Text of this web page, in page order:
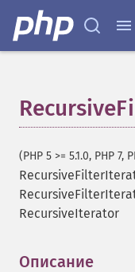
(PHP 5 >= 5.1.0, PHP 7,
RecursiveIterator
Описание